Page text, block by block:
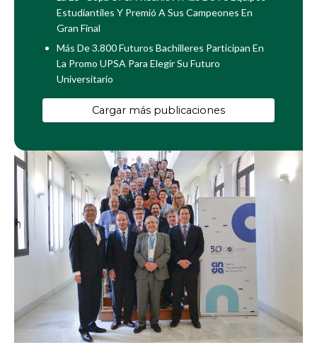
Estudiantiles Y Premió A Sus Campeones En
Gran Final
Más De 3.800 Futuros Bachilleres Participan En
La Promo UPSA Para Elegir Su Futuro
Universitario
Cargar más publicaciones